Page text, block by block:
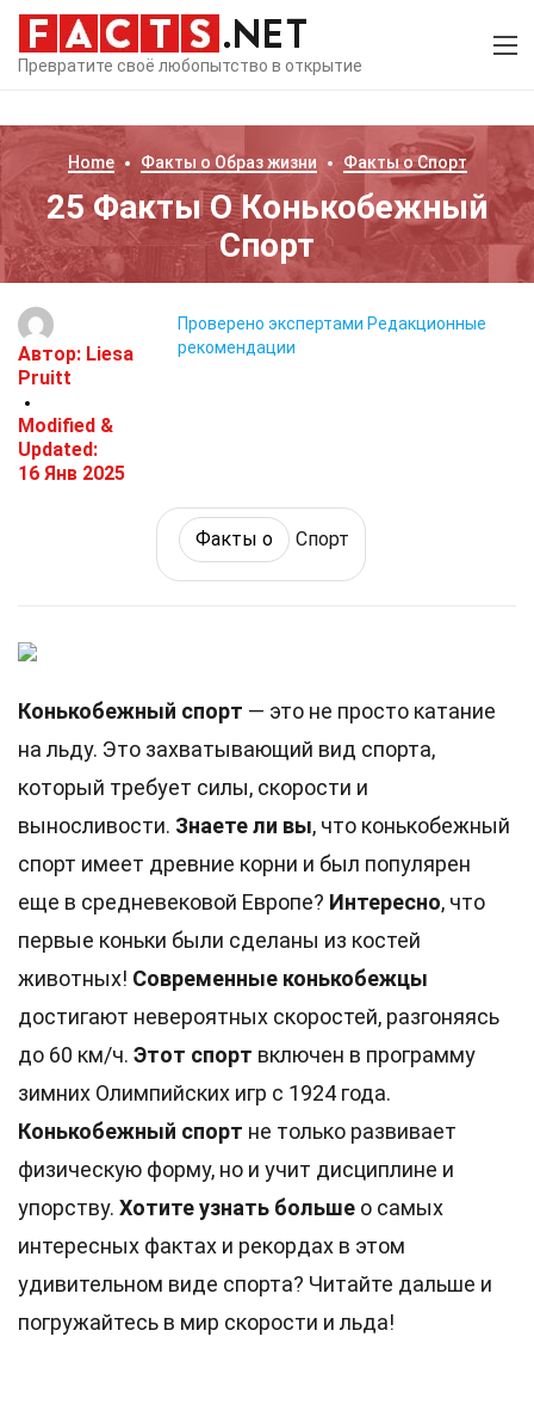
Превратите своё любопытство в открытие
Home Факты о Образ жизни Факты оСпорт
25 Факты О Конькобежный
Спорт
Автор: Liesa
Pruitt
Modified &
Updated:
16 Янв 2025
Проверено экспертами Редакционные
рекомендации
Факты о Спорт
Конькобежный спорт — это не просто катание
на льду. Это захватывающий вид спорта,
который требует силы, скорости и
выносливости. Знаете ли вы, что конькобежный
спорт имеет древние корни и был популярен
еще в средневековой Европе? Интересно, что
первые коньки были сделаны из костей
животных! Современные конькобежцы
достигают невероятных скоростей, разгоняясь
до 60 км/ч. Этот спорт включен в программу
зимних Олимпийских игр с 1924 года.
Конькобежный спорт не только развивает
физическую форму, но и учит дисциплине и
упорству. Хотите узнать больше о самых
интересных фактах и рекордах в этом
удивительном виде спорта? Читайте дальше и
погружайтесь в мир скорости и льда!